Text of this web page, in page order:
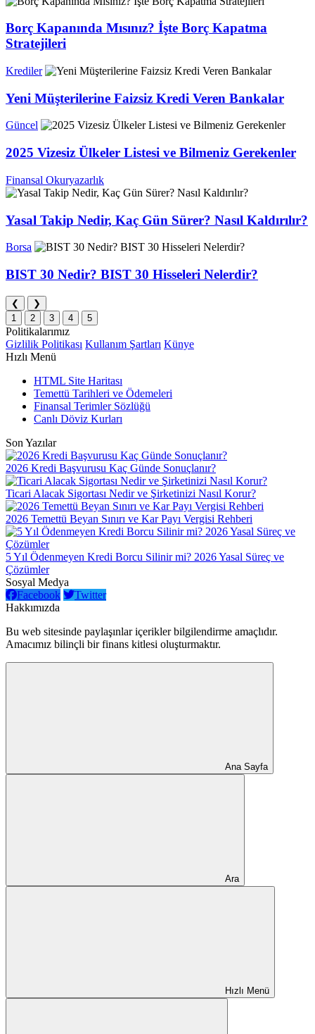
Borç Kapanında Mısınız? İşte Borç Kapatma
Stratejileri
Krediler
Yeni Müşterilerine Faizsiz Kredi Veren Bankalar
Güncel
2025 Vizesiz Ülkeler Listesi ve Bilmeniz Gerekenler
Finansal Okuryazarlık
Yasal Takip Nedir, Kaç Gün Sürer? Nasıl Kaldırılır?
Borsa
BIST 30 Nedir? BIST 30 Hisseleri Nelerdir?
❮
❯
1
2 3 4 5
Politikalarımız
Gizlilik Politikası Kullanım Şartları Künye
Hızlı Menü
HTML Site Haritası
Temettü Tarihleri ve Ödemeleri
Finansal Terimler Sözlüğü
Canlı Döviz Kurları
Son Yazılar
2026 Kredi Başvurusu Kaç Günde Sonuçlanır?
Ticari Alacak Sigortası Nedir ve Şirketinizi Nasıl Korur?
2026 Temettü Beyan Sınırı ve Kar Payı Vergisi Rehberi
5 Yıl Ödenmeyen Kredi Borcu Silinir mi? 2026 Yasal Süreç ve
Çözümler
Sosyal Medya
Facebook
Twitter
Hakkımızda
Bu web sitesinde paylaşınlar içerikler bilgilendirme amaçlıdır.
Amacımız bilinçli bir finans kitlesi oluşturmaktır.
Ana Sayfa
Ara
Hızlı Menü